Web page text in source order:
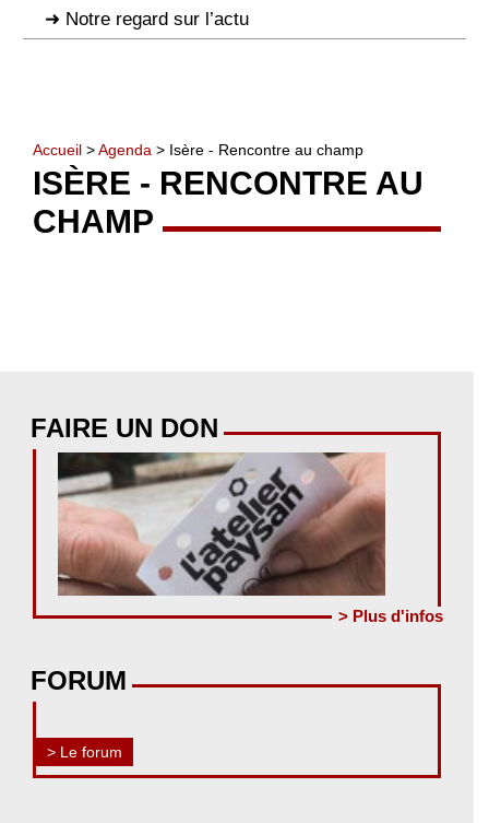
Notre regard sur l’actu
Accueil >Agenda > Isère - Rencontre au champ
ISÈRE - RENCONTRE AU
CHAMP
FAIRE UN DON
> Plus d'infos
FORUM
> Le forum